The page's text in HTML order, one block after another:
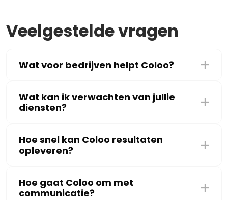
Veelgestelde vragen
Wat voor bedrijven helpt Coloo?
Wat kan ik verwachten van jullie
diensten?
Hoe snel kan Coloo resultaten
opleveren?
Hoe gaat Coloo om met
communicatie?